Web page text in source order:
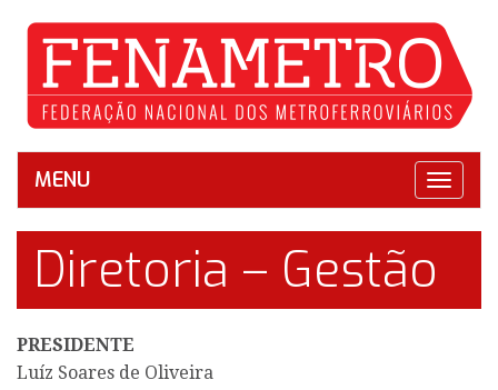
Toggle
MENU
Diretoria – Gestão
2025/2028
PRESIDENTE
Luíz Soares de Oliveira